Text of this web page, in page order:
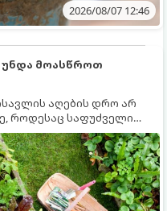
2026/08/07 12:46
უნდა მოასწროთ
აღების დრო არ
როდესაც საფუძველი
და ბაღი მზადდება
იმისათვის, რომ
მცენარეებმა
5
უნდა მოასწროთ: